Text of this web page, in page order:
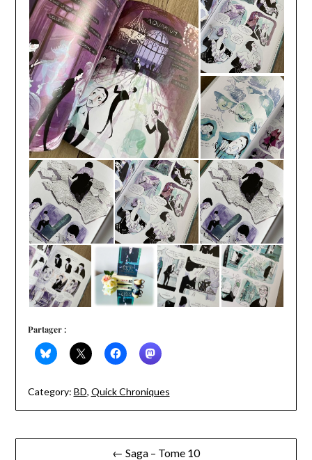
Partager :
Category: BD, Quick Chroniques
Navigation
← Saga – Tome 10